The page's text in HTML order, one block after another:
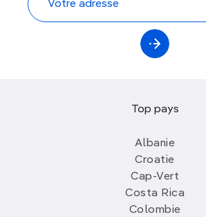
Top pays
Albanie
Croatie
Cap-Vert
Costa Rica
Colombie